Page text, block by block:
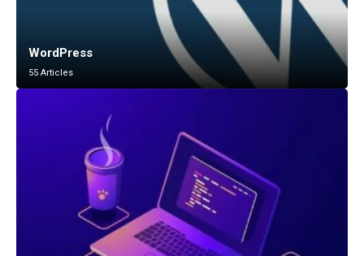
WordPress
55 Articles